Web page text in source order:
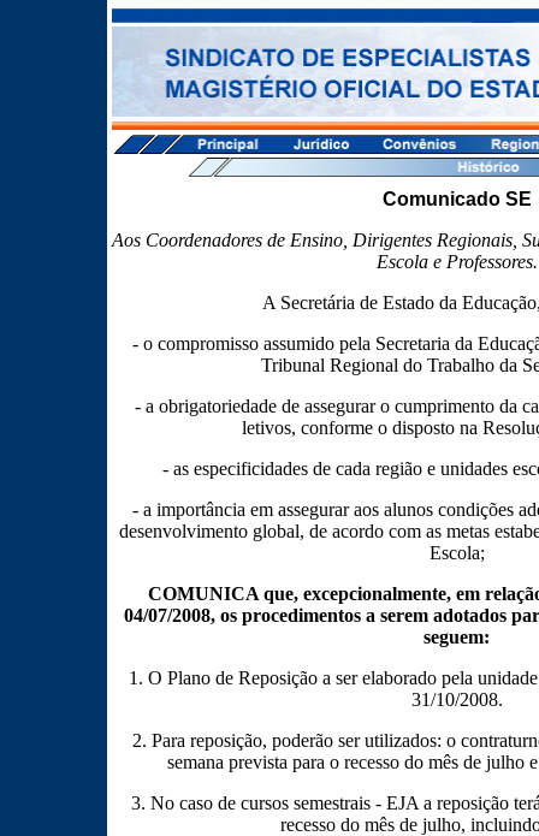
Comunicado SE
Aos Coordenadores de Ensino, Dirigentes Regionais,
Escola e Professores.
A Secretária de Estado da
- o compromisso assumido pela Secretaria da
Tribunal Regional do Trabalho da
- a obrigatoriedade de assegurar o cumprimento da
letivos, conforme o disposto na
- as especificidades de cada região e unidades
- a importância em assegurar aos alunos condições
desenvolvimento global, de acordo com as metas
Escola;
COMUNICA que, excepcionalmente, em
04/07/2008, os procedimentos a serem adotados
seguem:
1. O Plano de Reposição a ser elaborado pela
31/10/2008.
2. Para reposição, poderão ser utilizados: o
semana prevista para o recesso do mês de julho
3. No caso de cursos semestrais - EJA a reposição
recesso do mês de julho,